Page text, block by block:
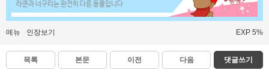
라쿤과 너구리는 완전히 다른 동물입니다
메뉴 인장보기 EXP 5%
목록 본문 이전 다음 댓글쓰기